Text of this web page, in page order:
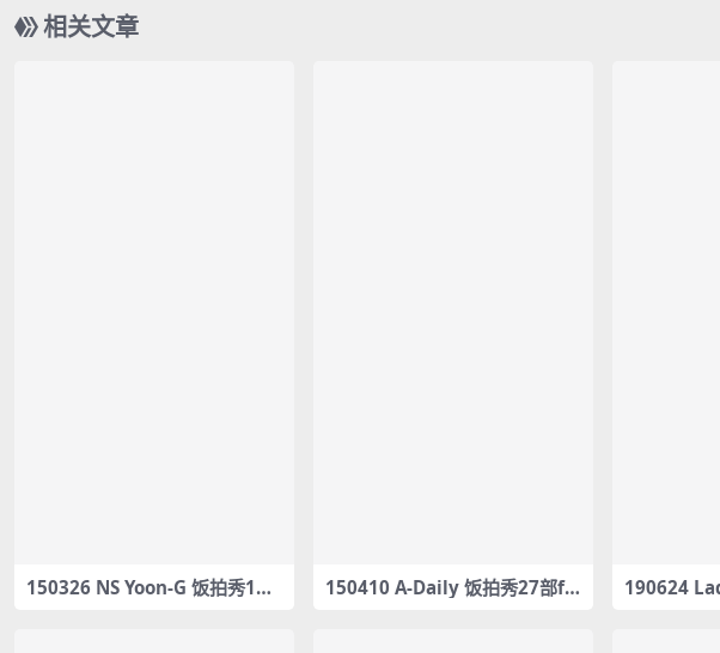
相关文章
150326 NS Yoon-G 饭拍秀1部f
150410 A-Daily 饭拍秀27部fa
190624